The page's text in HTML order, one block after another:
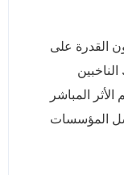
القدرة على
المباشر
المؤسسات